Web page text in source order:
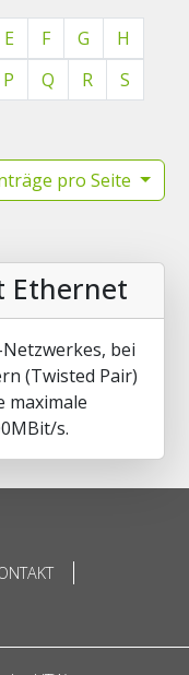
E F G
H
P Q R
S
pro Seite
Ethernet
bei
(Twisted Pair)
maximale
s.